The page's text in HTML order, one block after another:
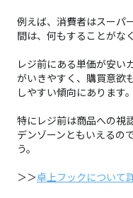
例えば、消費者はスーパ
間は、何もすることがな
レジ前にある単価が安い
がいきやすく、購買意欲
しやすい傾向にあります。
特にレジ前は商品への視
デンゾーンともいえるの
う。
＞＞卓上フックについて